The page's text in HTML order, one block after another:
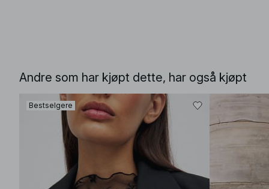
Andre som har kjøpt dette, har også kjøpt
Bestselgere